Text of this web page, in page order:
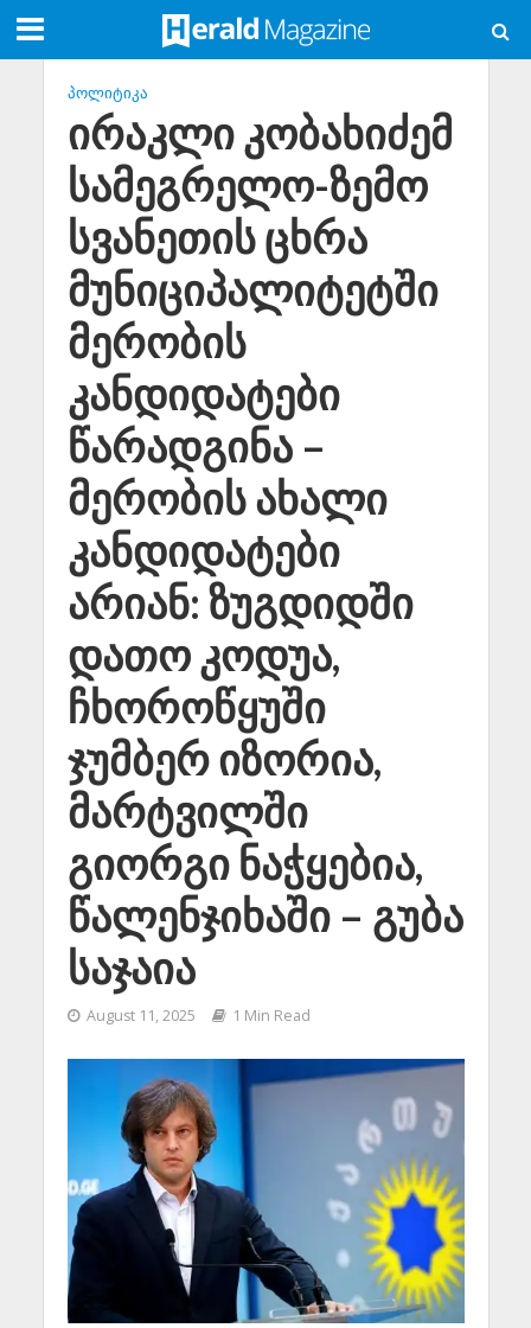
ᲞᲝᲚᲘᲢᲘᲙᲐ
ირაკლი კობახიძემ
სამეგრელო-ზემო
სვანეთის ცხრა
მუნიციპალიტეტში
მერობის
კანდიდატები
წარადგინა –
მერობის ახალი
კანდიდატები
არიან: ზუგდიდში
დათო კოდუა,
ჩხოროწყუში
ჯუმბერ იზორია,
მარტვილში
გიორგი ნაჭყებია,
წალენჯიხაში – გუბა
საჯაია
August 11, 2025 1 Min Read